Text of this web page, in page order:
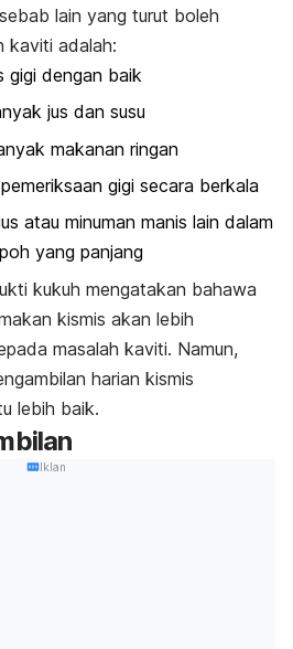
lain yang turut boleh
kaviti adalah:
gigi dengan baik
jus dan susu
makanan ringan
gigi secara berkala
atau minuman manis lain dalam
yang panjang
kukuh mengatakan bahawa
kismis akan lebih
masalah kaviti. Namun,
harian kismis
lebih baik.
Iklan